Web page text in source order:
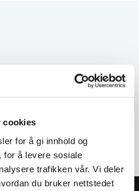
cookies
for å gi innhold og
for å levere sosiale
trafikken vår. Vi deler
du bruker nettstedet